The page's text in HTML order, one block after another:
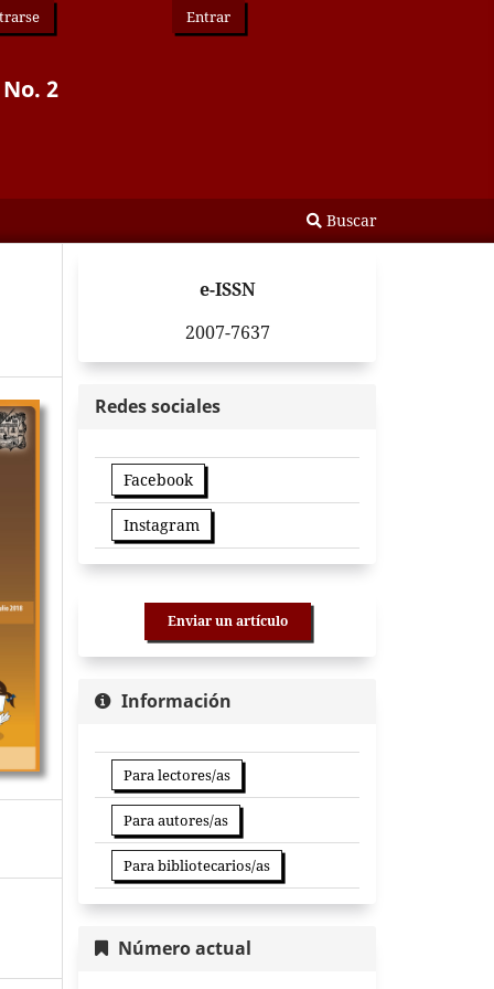
2
Buscar
Entrar
e-ISSN
2007-7637
Redes sociales
Facebook
Instagram
Enviar un artículo
Información
Para lectores/as
Para autores/as
Para bibliotecarios/as
Número actual